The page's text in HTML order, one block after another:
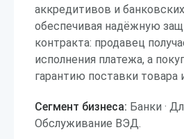
аккредитивов и
обеспечивая надёжную
контракта: продавец
исполнения платежа, а
гарантию поставки товара
Сегмент бизнеса: Банки ·
Обслуживание ВЭД.